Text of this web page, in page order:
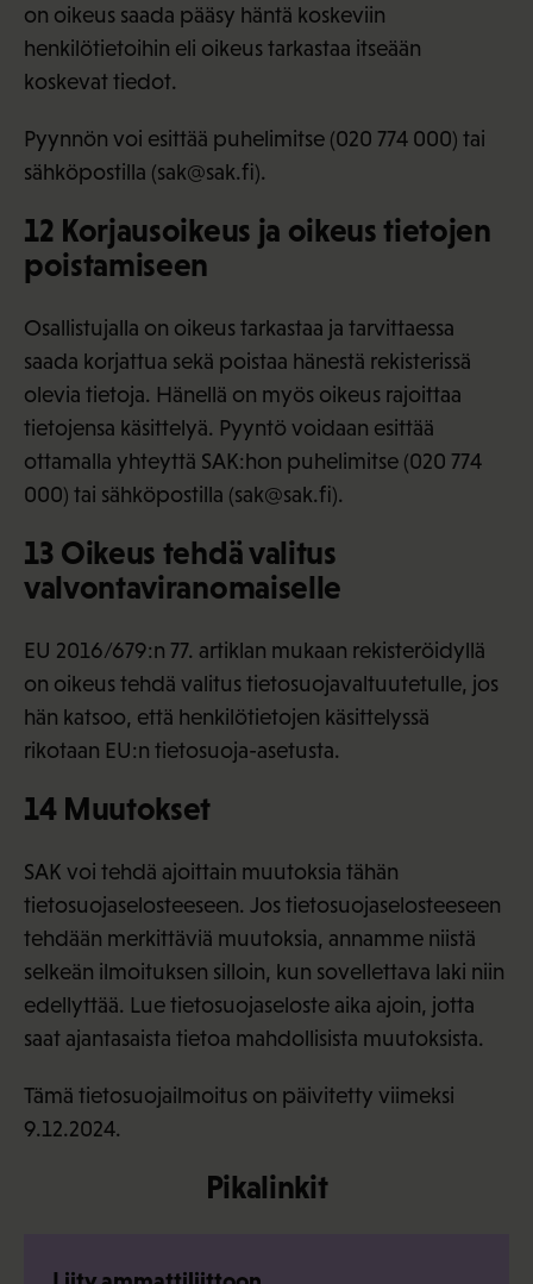
on oikeus saada pääsy häntä koskeviin
henkilötietoihin eli oikeus tarkastaa itseään
koskevat tiedot.
Pyynnön voi esittää puhelimitse (020 774 000) tai
sähköpostilla (sak@sak.fi).
12 Korjausoikeus ja oikeus tietojen
poistamiseen
Osallistujalla on oikeus tarkastaa ja tarvittaessa
saada korjattua sekä poistaa hänestä rekisterissä
olevia tietoja. Hänellä on myös oikeus rajoittaa
tietojensa käsittelyä. Pyyntö voidaan esittää
ottamalla yhteyttä SAK:hon puhelimitse (020 774
000) tai sähköpostilla (sak@sak.fi).
13 Oikeus tehdä valitus
valvontaviranomaiselle
EU 2016/679:n 77. artiklan mukaan rekisteröidyllä
on oikeus tehdä valitus tietosuojavaltuutetulle, jos
hän katsoo, että henkilötietojen käsittelyssä
rikotaan EU:n tietosuoja-asetusta.
14 Muutokset
SAK voi tehdä ajoittain muutoksia tähän
tietosuojaselosteeseen. Jos tietosuojaselosteeseen
tehdään merkittäviä muutoksia, annamme niistä
selkeän ilmoituksen silloin, kun sovellettava laki niin
edellyttää. Lue tietosuojaseloste aika ajoin, jotta
saat ajantasaista tietoa mahdollisista muutoksista.
Tämä tietosuojailmoitus on päivitetty viimeksi
9.12.2024.
Pikalinkit